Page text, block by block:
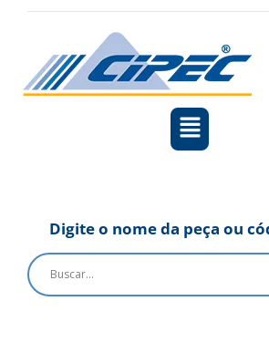
Digite o nome da peça ou